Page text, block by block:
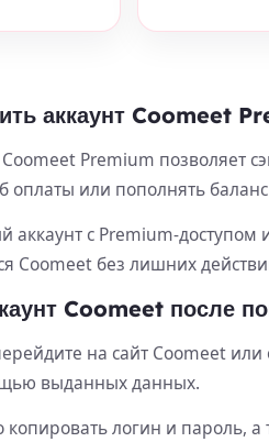
аккаунт Coomeet
Coomeet Premium
оплаты или пополнять
аккаунт с Premium-
Coomeet без лишних
Coomeet после
на сайт Coomeet
выданных данных.
логин и пароль, а